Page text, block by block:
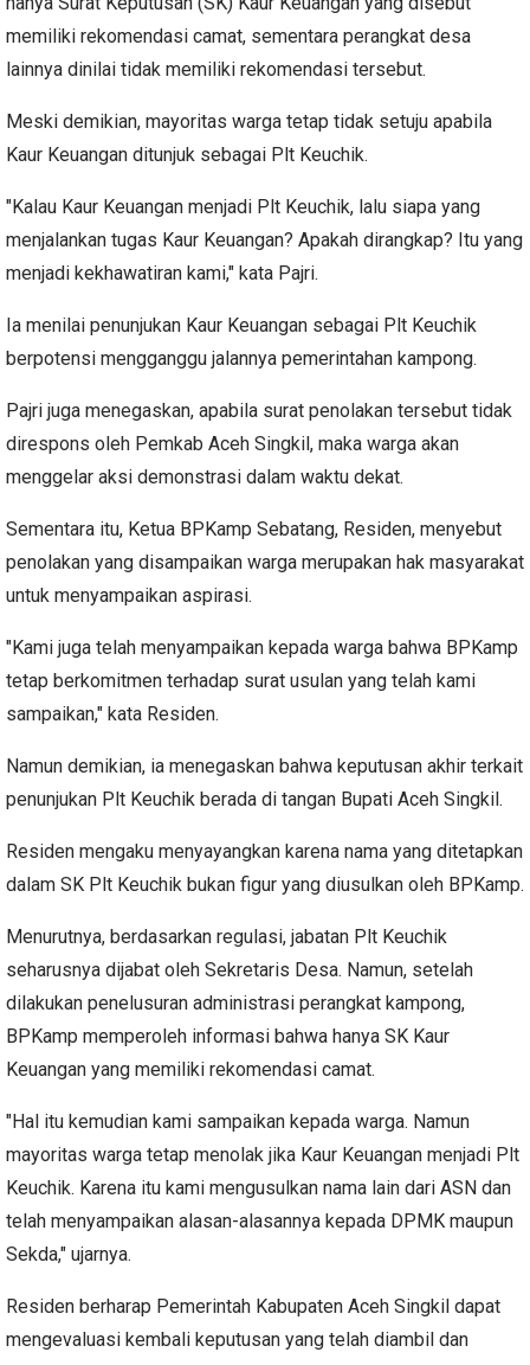
memiliki rekomendasi camat, sementara perangkat desa
lainnya dinilai tidak memiliki rekomendasi tersebut.
Meski demikian, mayoritas warga tetap tidak setuju apabila
Kaur Keuangan ditunjuk sebagai Plt Keuchik.
"Kalau Kaur Keuangan menjadi Plt Keuchik, lalu siapa yang
menjalankan tugas Kaur Keuangan? Apakah dirangkap? Itu yang
menjadi kekhawatiran kami," kata Pajri.
Ia menilai penunjukan Kaur Keuangan sebagai Plt Keuchik
berpotensi mengganggu jalannya pemerintahan kampong.
Pajri juga menegaskan, apabila surat penolakan tersebut tidak
direspons oleh Pemkab Aceh Singkil, maka warga akan
menggelar aksi demonstrasi dalam waktu dekat.
Sementara itu, Ketua BPKamp Sebatang, Residen, menyebut
penolakan yang disampaikan warga merupakan hak masyarakat
untuk menyampaikan aspirasi.
"Kami juga telah menyampaikan kepada warga bahwa BPKamp
tetap berkomitmen terhadap surat usulan yang telah kami
sampaikan," kata Residen.
Namun demikian, ia menegaskan bahwa keputusan akhir terkait
penunjukan Plt Keuchik berada di tangan Bupati Aceh Singkil.
Residen mengaku menyayangkan karena nama yang ditetapkan
dalam SK Plt Keuchik bukan figur yang diusulkan oleh BPKamp.
Menurutnya, berdasarkan regulasi, jabatan Plt Keuchik
seharusnya dijabat oleh Sekretaris Desa. Namun, setelah
dilakukan penelusuran administrasi perangkat kampong,
BPKamp memperoleh informasi bahwa hanya SK Kaur
Keuangan yang memiliki rekomendasi camat.
"Hal itu kemudian kami sampaikan kepada warga. Namun
mayoritas warga tetap menolak jika Kaur Keuangan menjadi Plt
Keuchik. Karena itu kami mengusulkan nama lain dari ASN dan
telah menyampaikan alasan-alasannya kepada DPMK maupun
Sekda," ujarnya.
Residen berharap Pemerintah Kabupaten Aceh Singkil dapat
mengevaluasi kembali keputusan yang telah diambil dan